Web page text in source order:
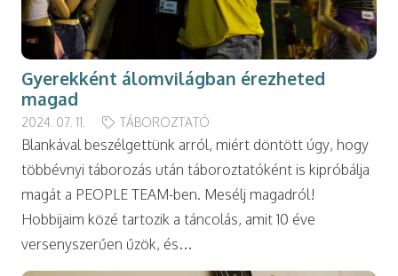
Gyerekként álomvilágban érezheted
magad
2024. 07. 11. TÁBOROZTATÓ
Blankával beszélgettünk arról, miért döntött úgy, hogy
többévnyi táborozás után táboroztatóként is kipróbálja
magát a PEOPLE TEAM-ben. Mesélj magadról!
Hobbijaim közé tartozik a táncolás, amit 10 éve
versenyszerűen űzök, és…